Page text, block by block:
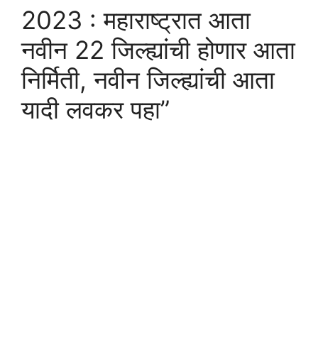
2023 : महाराष्ट्रात आता
नवीन 22 जिल्ह्यांची होणार आता
निर्मिती, नवीन जिल्ह्यांची आता
यादी लवकर पहा”